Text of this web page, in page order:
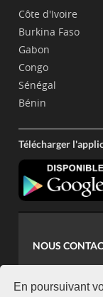
En poursuivant
Côte d'Ivoire
Burkina Faso
Gabon
Congo
Sénégal
Bénin
Télécharger
NOUS